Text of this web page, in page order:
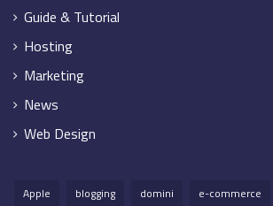
Guide & Tutorial
Hosting
Marketing
News
Web Design
Apple blogging domini e-commerce